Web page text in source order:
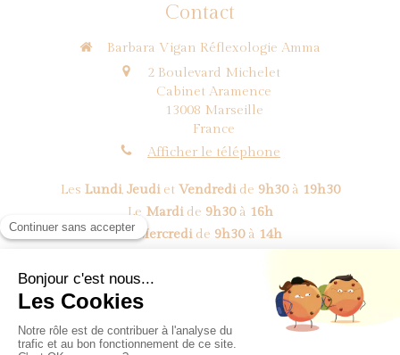
Contact
Barbara Vigan Réflexologie Amma
2 Boulevard Michelet
Cabinet Aramence
13008 Marseille
France
Afficher le téléphone
Les Lundi, Jeudiet Vendredide 9h30à 19h30
Le Mardide 9h30à 16h
Le Mercredide 9h30à 14h
©2018 BV Réflexologie Amma - Réflexologue Marseille 8